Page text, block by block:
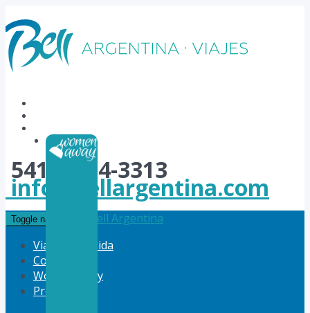
54114784-3313
info@bellargentina.com
Toggle navigation
Bell Argentina
Viajes a Medida
Corporativo
Women Away
Productos